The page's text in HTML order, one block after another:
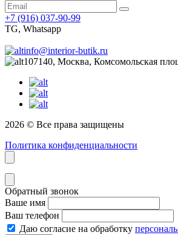
+7 (916) 037-90-99
TG, Whatsapp
info@interior-butik.ru
107140, Москва, Комсомольская
2026 © Все права защищены
Политика конфиденциальности
Обратный звонок
Ваше имя
Ваш телефон
Даю согласие на обработку